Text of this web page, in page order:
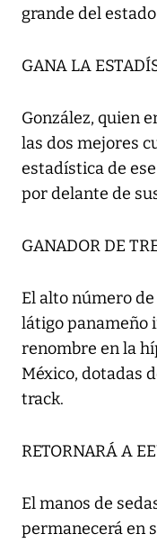
grande del
GANA LA
González, quien
las dos mejores
estadística de
por delante de
GANADOR DE
El alto número
látigo panameño
renombre en la
México, dotadas
track.
RETORNARÁ A
El manos de
permanecerá en